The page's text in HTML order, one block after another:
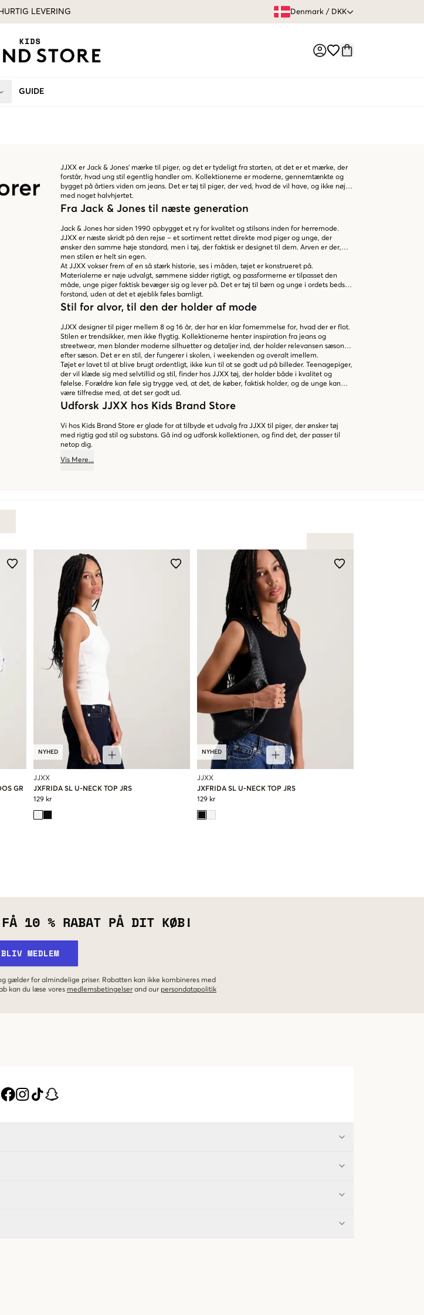
HURTIG LEVERING Denmark / DKK
GUIDE
JJXX er Jack & Jones' mærke til piger, og det er tydeligt fra starten, at det er et mærke, der
forstår, hvad ung stil egentlig handler om. Kollektionerne er moderne, gennemtænkte og
bygget på årtiers viden om jeans. Det er tøj til piger, der ved, hvad de vil have, og ikke nøjes
med noget halvhjertet.
Fra Jack & Jones til næste generation
Jack & Jones har siden 1990 opbygget et ry for kvalitet og stilsans inden for herremode.
JJXX er næste skridt på den rejse – et sortiment rettet direkte mod piger og unge, der
ønsker den samme høje standard, men i tøj, der faktisk er designet til dem. Arven er der,
men stilen er helt sin egen.
At JJXX vokser frem af en så stærk historie, ses i måden, tøjet er konstrueret på.
Materialerne er nøje udvalgt, sømmene sidder rigtigt, og passformerne er tilpasset den
måde, unge piger faktisk bevæger sig og lever på. Det er tøj til børn og unge i ordets bedste
forstand, uden at det et øjeblik føles barnligt.
Stil for alvor, til den der holder af mode
JJXX designer til piger mellem 8 og 16 år, der har en klar fornemmelse for, hvad der er flot.
Stilen er trendsikker, men ikke flygtig. Kollektionerne henter inspiration fra jeans og
streetwear, men blander moderne silhuetter og detaljer ind, der holder relevansen sæson
efter sæson. Det er en stil, der fungerer i skolen, i weekenden og overalt imellem.
Tøjet er lavet til at blive brugt ordentligt, ikke kun til at se godt ud på billeder. Teenagepiger,
der vil klæde sig med selvtillid og stil, finder hos JJXX tøj, der holder både i kvalitet og
følelse. Forældre kan føle sig trygge ved, at det, de køber, faktisk holder, og de unge kan
være tilfredse med, at det ser godt ud.
Udforsk JJXX hos Kids Brand Store
Vi hos Kids Brand Store er glade for at tilbyde et udvalg fra JJXX til piger, der ønsker tøj
med rigtig god stil og substans. Gå ind og udforsk kollektionen, og find det, der passer til
netop dig.
Vis Mere...
GR
NYHED
JJXX
JXFRIDA SL U-NECK TOP JRS
129 kr
NYHED
JJXX
JXFRIDA SL U-NECK TOP JRS
129 kr
10 % RABAT PÅ DIT KØB!
BLIV MEDLEM
gælder for almindelige priser. Rabatten kan ikke kombineres med
kan du læse vores medlemsbetingelser and our persondatapolitik